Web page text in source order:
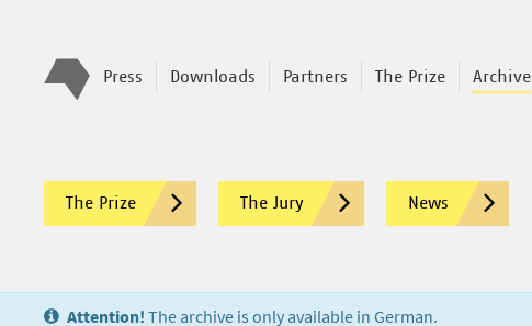
Press Downloads Partners The Prize Archive
The Prize The Jury News
Attention! The archive is only available in German.